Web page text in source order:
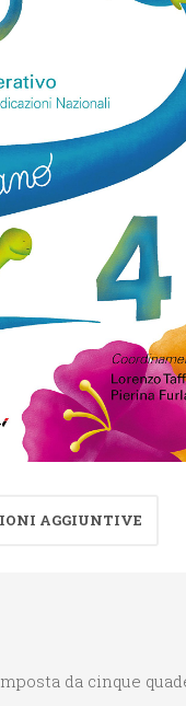
AGGIUNTIVE
da cinque